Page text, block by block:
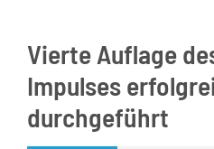
Vierte Auflage
Impulses
durchgeführt